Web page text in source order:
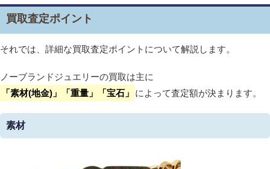
買取査定ポイント
それでは、詳細な買取査定ポイントについて解説します。
ノーブランドジュエリーの買取は主に
「素材(地金)」「重量」「宝石」
によって査定額が決まります。
素材